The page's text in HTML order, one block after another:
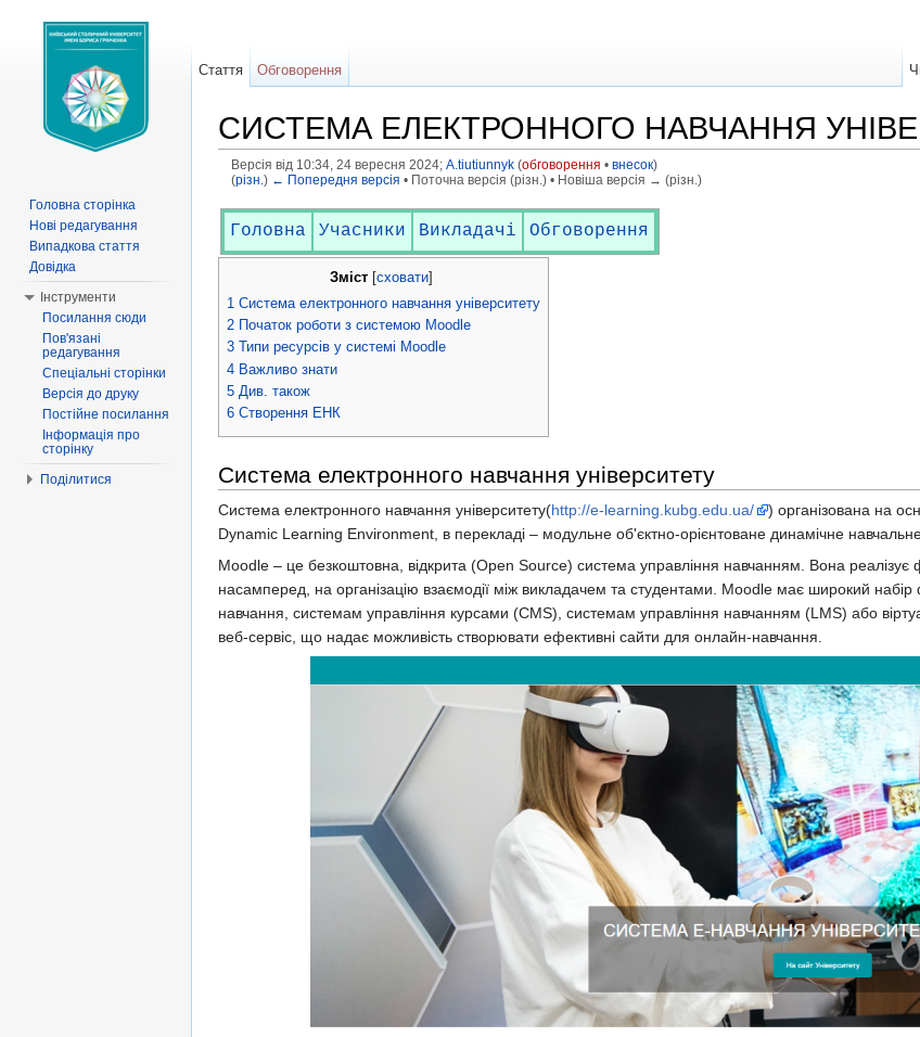
СИСТЕМА ЕЛЕКТРОННОГО НАВЧАННЯ
Версія від 10:34, 24 вересня 2024; A.tiutiunnyk (обговорення • внесок)
(різн. ) ← Попередня версія • Поточна версія (різн.) • Новіша версія → (різн.)
Головна Учасники Викладачі Обговорення
Зміст [сховати]
1 Система електронного навчання університету
2 Початок роботи з системою Moodle
3 Типи ресурсів у системі Moodle
4 Важливо знати
5 Див. також
6 Створення ЕНК
Система електронного навчання університету
Система електронного навчання університету(http://e-learning.kubg.edu.ua/
) організована на
Dynamic Learning Environment, в перекладі – модульне об'єктно-орієнтоване динамічне
Moodle – це безкоштовна, відкрита (Open Source) система управління навчанням. Вона реалізує
насамперед, на організацію взаємодії між викладачем та студентами. Moodle має широкий
навчання, системам управління курсами (CMS), системам управління навчанням (LMS) або
веб-сервіс, що надає можливість створювати ефективні сайти для онлайн-навчання.
Стаття Обговорення
Головна сторінка
Нові редагування
Випадкова стаття
Довідка
Інструменти
Посилання сюди
Пов'язані
редагування
Спеціальні сторінки
Версія до друку
Постійне посилання
Інформація про
сторінку
Поділитися